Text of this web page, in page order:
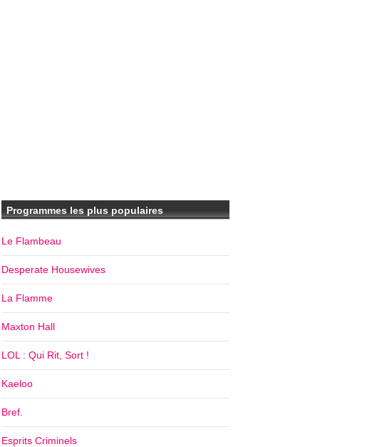
Programmes les plus populaires
Le Flambeau
Desperate Housewives
La Flamme
Maxton Hall
LOL : Qui Rit, Sort !
Kaeloo
Bref.
Esprits Criminels